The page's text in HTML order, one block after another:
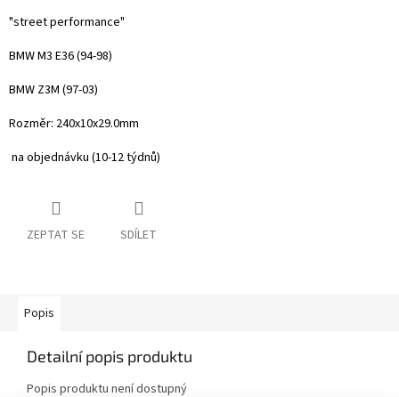
"street performance"
BMW M3 E36 (94-98)
BMW Z3M (97-03)
Rozměr: 240x10x29.0mm
na objednávku (10-12 týdnů)
ZEPTAT SE SDÍLET
Popis
Detailní popis produktu
Popis produktu není dostupný